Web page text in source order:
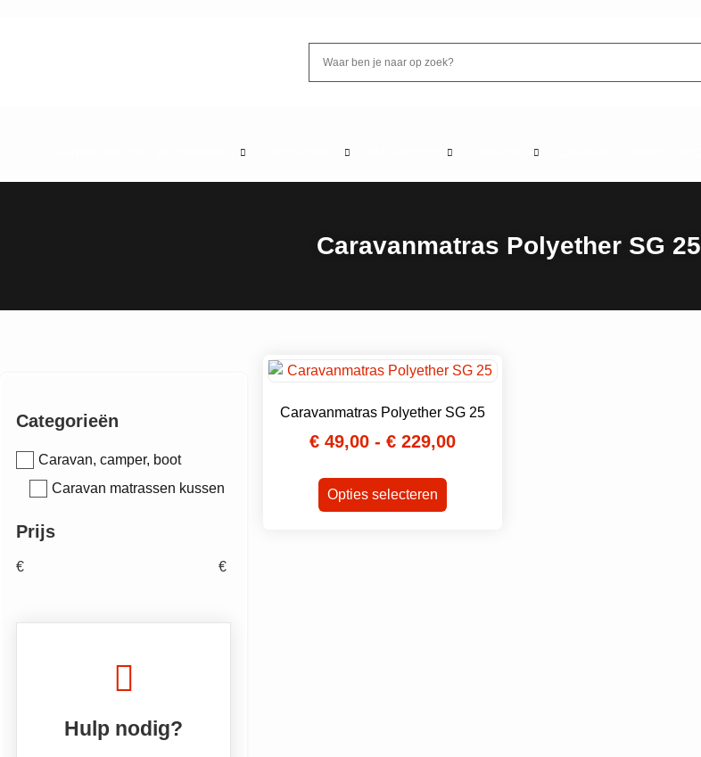
Caravanmatras Polyether SG 25
Categorieën
Caravan, camper, boot
Caravan matrassen kussen
Prijs
€ €
Hulp nodig?
Caravanmatras Polyether SG 25
€ 49,00 - € 229,00
Opties selecteren